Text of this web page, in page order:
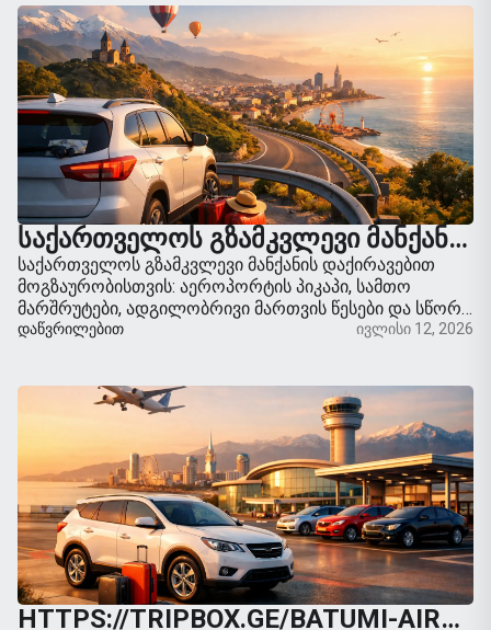
ᲡᲐᲥᲐᲠᲗᲕᲔᲚᲝᲡ ᲒᲖᲐᲛᲙᲕᲚᲔᲕᲘ ᲛᲐᲜᲥᲐᲜᲘᲡ ᲓᲐᲥᲘᲠᲐᲕᲔᲑᲘᲗ ᲛᲐᲠᲢᲘᲕᲘ ᲡᲐᲒᲖᲐᲝ ᲛᲝᲒᲖᲐᲣᲠᲝᲑᲔᲑᲘᲡᲗᲕᲘᲡ
საქართველოს გზამკვლევი მანქანის დაქირავებით
მოგზაურობისთვის: აეროპორტის პიკაპი, სამთო
მარშრუტები, ადგილობრივი მართვის წესები და სწორი
მანქანის არჩევა თქვენი მოგზაურობისთვის.
ᲓᲐᲬᲕᲠᲘᲚᲔᲑᲘᲗ ივლისი 12, 2026
HTTPS://TRIPBOX.GE/BATUMI-AIRPORT ᲛᲐᲜᲥᲐᲜᲘᲡ ᲒᲐᲥᲘᲠᲐᲕᲔᲑᲐ